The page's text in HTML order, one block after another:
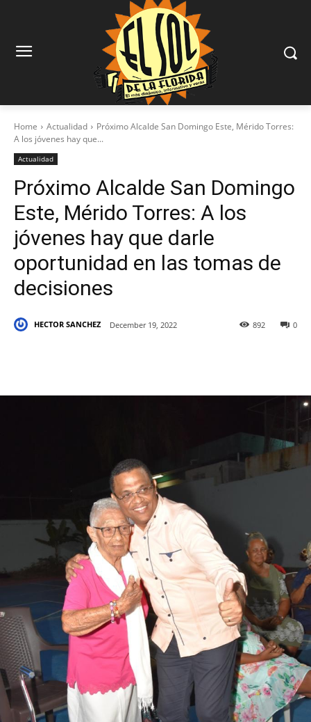
Home Actualidad
Próximo Alcalde San Domingo Este, Mérido Torres:
A los jóvenes hay que...
Actualidad
Próximo Alcalde San Domingo
Este, Mérido Torres: A los
jóvenes hay que darle
oportunidad en las tomas de
decisiones
HECTOR SANCHEZ December 19, 2022 0
892